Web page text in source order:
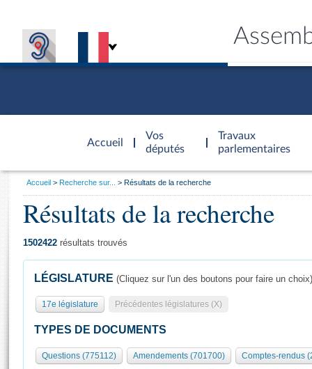
Accueil
d'accueil
Vos
députés
Travaux
parlementaires
Présidence
577 députés
Séance publique
Commissions et autres organes
Général
Rôle et pouvoirs de l'Assemblée
Organisation de l'Assemblée
Visiter l'Assemblée
Visite virtuelle du palais Bourbon
Vous
Accueil Recherche sur... Résultats de la recherche
Résultats de la recherche
1502422 résultats trouvés
LÉGISLATURE (Cliquez sur l'un des boutons pour faire un choix)
17e législature Précédentes législatures (X)
TYPES DE DOCUMENTS
Questions (775112) Amendements (701700) Comptes-rendus